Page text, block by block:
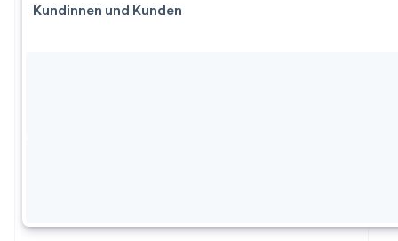
Kundinnen und Kunden